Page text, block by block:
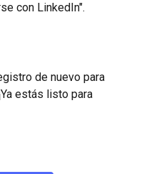
con LinkedIn".
de nuevo para
estás listo para